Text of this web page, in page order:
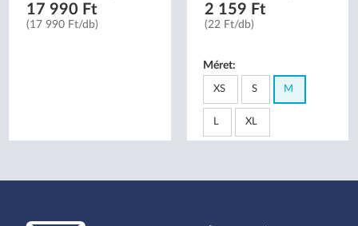
17 990 Ft
(17 990 Ft/db)
2 159 Ft
(22 Ft/db)
Méret:
XS S M
L XL